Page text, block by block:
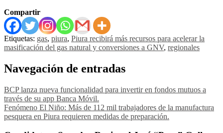
Compartir
Etiquetas: gas, piura, Piura recibirá más recursos para acelerar la
masificación del gas natural y conversiones a GNV, regionales
Navegación de entradas
BCP lanza nueva funcionalidad para invertir en fondos mutuos a
través de su app Banca Móvil.
Fenómeno El Niño: Más de 112 mil trabajadores de la manufactura
pesquera en Piura requieren medidas de preparación.